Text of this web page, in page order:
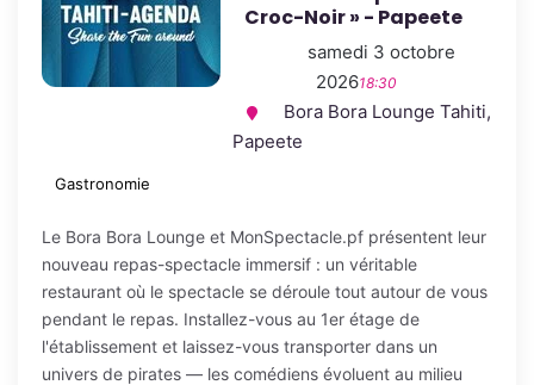
Croc-Noir » - Papeete
samedi 3 octobre
202618:30
Bora Bora Lounge Tahiti,
Papeete
Gastronomie
Le Bora Bora Lounge et MonSpectacle.pf présentent leur
nouveau repas-spectacle immersif : un véritable
restaurant où le spectacle se déroule tout autour de vous
pendant le repas. Installez-vous au 1er étage de
l'établissement et laissez-vous transporter dans un
univers de pirates — les comédiens évoluent au milieu